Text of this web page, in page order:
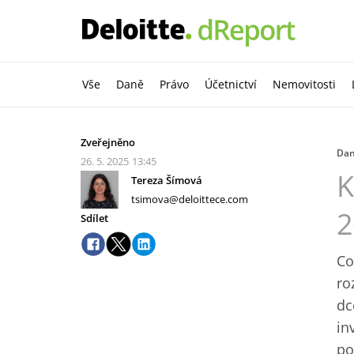
Vše Daně Právo Účetnictví Nemovitosti
Zveřejněno
26. 5. 2025 13:45
Tereza Šímová
tsimova@deloittece.com
Sdílet